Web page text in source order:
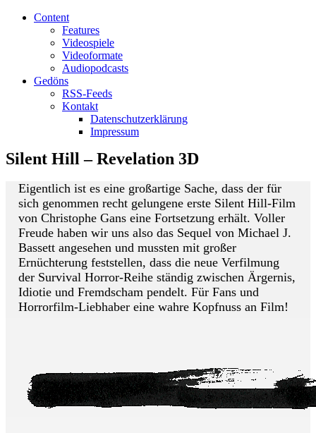
Content
Features
Videospiele
Videoformate
Audiopodcasts
Gedöns
RSS-Feeds
Kontakt
Datenschutzerklärung
Impressum
Silent Hill – Revelation 3D
Eigentlich ist es eine großartige Sache, dass der für
sich genommen recht gelungene erste Silent Hill-Film
von Christophe Gans eine Fortsetzung erhält. Voller
Freude haben wir uns also das Sequel von Michael J.
Bassett angesehen und mussten mit großer
Ernüchterung feststellen, dass die neue Verfilmung
der Survival Horror-Reihe ständig zwischen Ärgernis,
Idiotie und Fremdscham pendelt. Für Fans und
Horrorfilm-Liebhaber eine wahre Kopfnuss an Film!